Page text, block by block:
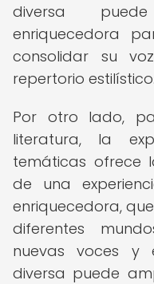
diversa
enriquecedora
consolidar su
repertorio estilístico.
Por otro lado,
literatura, la
temáticas ofrece
de una
enriquecedora,
diferentes
nuevas voces y
diversa puede